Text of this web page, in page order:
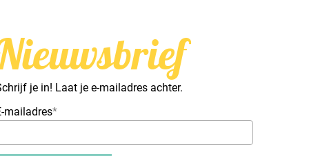
je in! Laat je e-mailadres achter.
mailadres*